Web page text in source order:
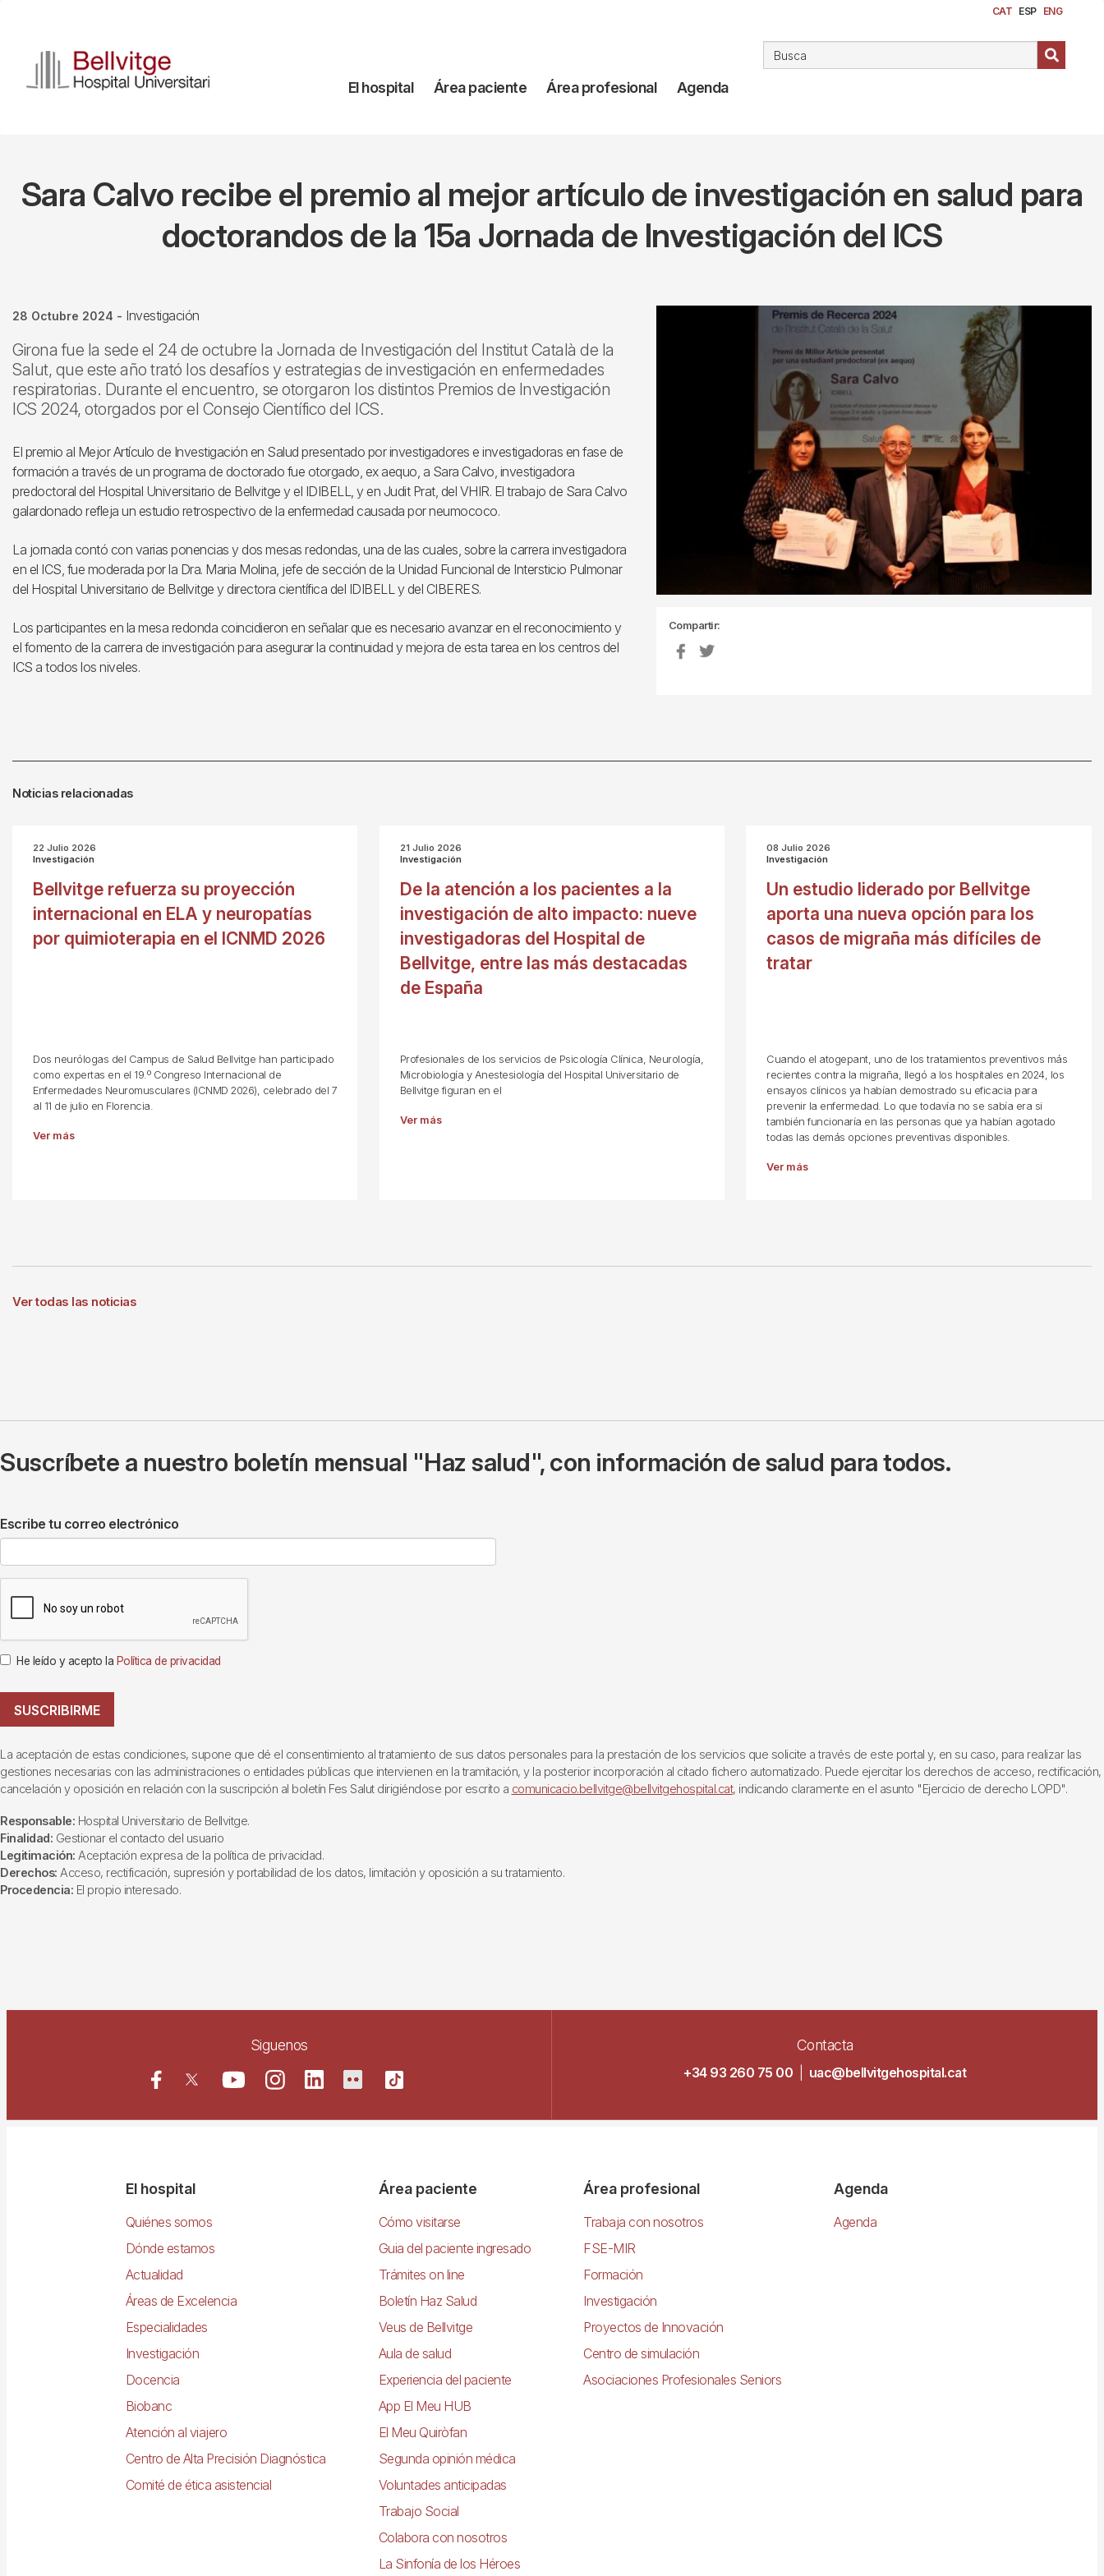
contenido
principal
CAT ESP ENG
Navegación
El hospital Área paciente Área profesional Agenda
Sara Calvo recibe el premio al mejor artículo de investigación en salud para
doctorandos de la 15a Jornada de Investigación del ICS
28 Octubre 2024 - Investigación
Girona fue la sede el 24 de octubre la Jornada de Investigación del Institut Català de la
Salut, que este año trató los desafíos y estrategias de investigación en enfermedades
respiratorias. Durante el encuentro, se otorgaron los distintos Premios de Investigación
ICS 2024, otorgados por el Consejo Científico del ICS.
El premio al Mejor Artículo de Investigación en Salud presentado por investigadores e investigadoras en fase de
formación a través de un programa de doctorado fue otorgado, ex aequo, a Sara Calvo, investigadora
predoctoral del Hospital Universitario de Bellvitge y el IDIBELL, y en Judit Prat, del VHIR. El trabajo de Sara Calvo
galardonado refleja un estudio retrospectivo de la enfermedad causada por neumococo.
La jornada contó con varias ponencias y dos mesas redondas, una de las cuales, sobre la carrera investigadora
en el ICS, fue moderada por la Dra. Maria Molina, jefe de sección de la Unidad Funcional de Intersticio Pulmonar
del Hospital Universitario de Bellvitge y directora científica del IDIBELL y del CIBERES.
Los participantes en la mesa redonda coincidieron en señalar que es necesario avanzar en el reconocimiento y
el fomento de la carrera de investigación para asegurar la continuidad y mejora de esta tarea en los centros del
ICS a todos los niveles.
Compartir:
Noticias relacionadas
22 Julio 2026
Investigación
Bellvitge refuerza su proyección
internacional en ELA y neuropatías
por quimioterapia en el ICNMD 2026
Dos neurólogas del Campus de Salud Bellvitge han participado
como expertas en el 19.º Congreso Internacional de
Enfermedades Neuromusculares (ICNMD 2026), celebrado del 7
al 11 de julio en Florencia.
Ver más
21 Julio 2026
Investigación
De la atención a los pacientes a la
investigación de alto impacto: nueve
investigadoras del Hospital de
Bellvitge, entre las más destacadas
de España
Profesionales de los servicios de Psicología Clínica, Neurología,
Microbiología y Anestesiología del Hospital Universitario de
Bellvitge figuran en el
Ver más
08 Julio 2026
Investigación
Un estudio liderado por Bellvitge
aporta una nueva opción para los
casos de migraña más difíciles de
tratar
Cuando el atogepant, uno de los tratamientos preventivos más
recientes contra la migraña, llegó a los hospitales en 2024, los
ensayos clínicos ya habían demostrado su eficacia para
prevenir la enfermedad. Lo que todavía no se sabía era si
también funcionaría en las personas que ya habían agotado
todas las demás opciones preventivas disponibles.
Ver más
Ver todas las noticias
Suscríbete a nuestro boletín mensual "Haz salud", con información de salud para todos.
Escribe tu correo electrónico
He leído y acepto la Política de privacidad
SUSCRIBIRME
La aceptación de estas condiciones, supone que dé el consentimiento al tratamiento de sus datos personales para la prestación de los servicios que solicite a través de este portal y, en su caso, para realizar las
gestiones necesarias con las administraciones o entidades públicas que intervienen en la tramitación, y la posterior incorporación al citado fichero automatizado. Puede ejercitar los derechos de acceso, rectificación,
cancelación y oposición en relación con la suscripción al boletín Fes Salut dirigiéndose por escrito a comunicacio.bellvitge@bellvitgehospital.cat, indicando claramente en el asunto "Ejercicio de derecho LOPD".
Responsable: Hospital Universitario de Bellvitge.
Finalidad: Gestionar el contacto del usuario
Legitimación: Aceptación expresa de la política de privacidad.
Derechos: Acceso, rectificación, supresión y portabilidad de los datos, limitación y oposición a su tratamiento.
Procedencia: El propio interesado.
Siguenos Contacta
+34 93 260 75 00 uac@bellvitgehospital.cat
NavegacióEl hospital
Quiénes somos
Dónde estamos
Actualidad
Áreas de Excelencia
Especialidades
Investigación
Docencia
Biobanc
Atención al viajero
Centro de Alta Precisión Diagnóstica
Comité de ética asistencial
Área paciente
Cómo visitarse
Guia del paciente ingresado
Trámites on line
Boletín Haz Salud
Veus de Bellvitge
Aula de salud
Experiencia del paciente
App El Meu HUB
El Meu Quiròfan
Segunda opinión médica
Voluntades anticipadas
Trabajo Social
Colabora con nosotros
La Sinfonía de los Héroes
Área profesional
Trabaja con nosotros
FSE-MIR
Formación
Investigación
Proyectos de Innovación
Centro de simulación
Asociaciones Profesionales Seniors
Agenda
Agenda